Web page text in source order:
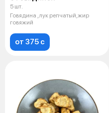
5 шт.
Говядина ,лук репчатый,жир
говяжий
от 375 c